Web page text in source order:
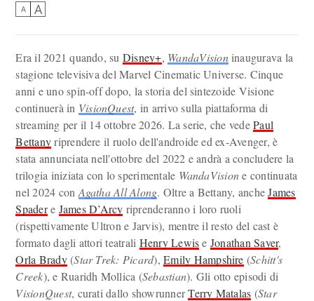
A A
Era il 2021 quando, su Disney+, WandaVisioninaugurava la
stagione televisiva del Marvel Cinematic Universe. Cinque
anni e uno spin-off dopo, la storia del sintezoide Visione
continuerà in VisionQuest, in arrivo sulla piattaforma di
streaming per il 14 ottobre 2026. La serie, che vedePaul
Bettanyriprendere il ruolo dell'androide ed ex-Avenger, è
stata annunciata nell'ottobre del 2022 e andrà a concludere la
trilogia iniziata con lo sperimentale WandaVisione continuata
nel 2024 con Agatha All Along. Oltre a Bettany, ancheJames
Spadere James D’Arcy riprenderanno i loro ruoli
(rispettivamente Ultron e Jarvis), mentre il resto del cast è
formato dagli attori teatrali Henry Lewise Jonathan Sayer,
Orla Brady(Star Trek: Picard),Emily Hampshire (Schitt's
Creek), e Ruaridh Mollica (Sebastian). Gli otto episodi di
VisionQuest, curati dallo showrunnerTerry Matalas (Star